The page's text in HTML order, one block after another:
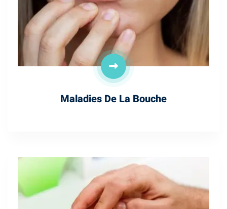
Maladies De La Bouche